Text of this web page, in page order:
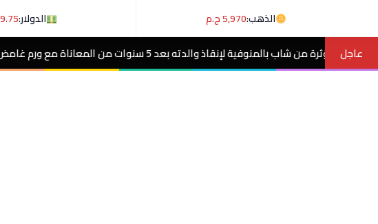
الذهب:5,970 ج.م الدولار:
عاجل
بعد 5 سنوات من المعاناة مع ورم غامض.. فيديو مصر الآن